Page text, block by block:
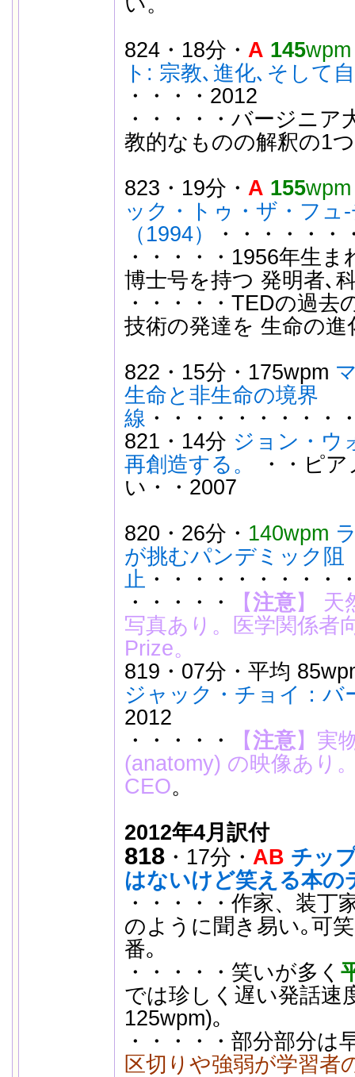
824・18分・ A 145wpm
ト: 宗教､進化､そして
・・・・2012
・・・・・バージニア
教的なものの解釈の1
823・19分・ A 155wpm
ック・トゥ・ザ・フュ
（1994）
・・・・・・
・・・・・1956年生
博士号を持つ 発明者､
・・・・・TEDの過去
技術の発達を 生命の
822・15分・175wpm
生命と非生命の境界
線 ・・・・・・・・・
821・14分 ジョン・ウ
再創造する。
・・ピ
い・・2007
820・26分・ 140wpm
が挑むパンデミック阻
止 ・・・・・・・・・
・・・・・
【注意】
天
写真あり。医学関係者
Prize。
819・07分・平均
ジャック・チョイ：バ
2012
・・・・・
【注意】 実
(anatomy) の映像あり
CEO。
2012年4月訳付
818・17分・ AB チッ
はないけど笑える本の
・・・・・作家、装丁
のように聞き易い｡可
番｡
・・・・・笑いが多く
では珍しく遅い発話速
125wpm)｡
・・・・・部分部分は
区切りや強弱が学習者